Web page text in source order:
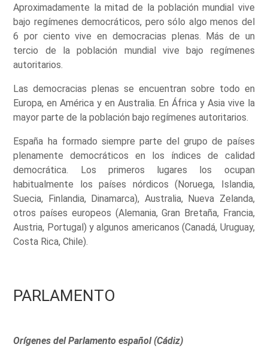
Aproximadamente la mitad de la población mundial vive
bajo regímenes democráticos, pero sólo algo menos del
6 por ciento vive en democracias plenas. Más de un
tercio de la población mundial vive bajo regímenes
autoritarios.
Las democracias plenas se encuentran sobre todo en
Europa, en América y en Australia. En África y Asia vive la
mayor parte de la población bajo regímenes autoritarios.
España ha formado siempre parte del grupo de países
plenamente democráticos en los índices de calidad
democrática. Los primeros lugares los ocupan
habitualmente los países nórdicos (Noruega, Islandia,
Suecia, Finlandia, Dinamarca), Australia, Nueva Zelanda,
otros países europeos (Alemania, Gran Bretaña, Francia,
Austria, Portugal) y algunos americanos (Canadá, Uruguay,
Costa Rica, Chile).
PARLAMENTO
Orígenes del Parlamento español (Cádiz)